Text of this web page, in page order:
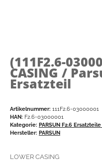
(111F2.6-
CASING /
Ersatzteil
Artikelnummer: 111F2.6-03000001
HAN: F2.6-03000001
Kategorie: PARSUN F2.6 Ersatzteile
Hersteller: PARSUN
LOWER CASING